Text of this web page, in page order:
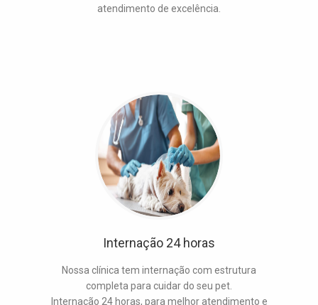
atendimento de excelência.
Internação 24 horas
Nossa clínica tem internação com estrutura
completa para cuidar do seu pet.
Internação 24 horas, para melhor atendimento e